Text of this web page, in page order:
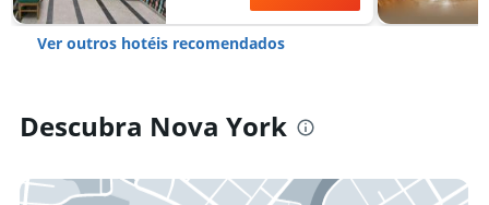
Ver outros hotéis recomendados
Descubra Nova York